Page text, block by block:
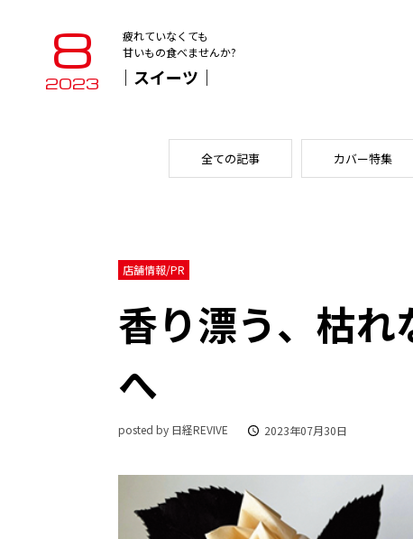
8
2023
疲れていなくても
甘いもの食べませんか?
｜スイーツ｜
全ての記事 カバー特集
店舗情報/PR
香り漂う、枯
へ
posted by 日経REVIVE 2023年07月30日